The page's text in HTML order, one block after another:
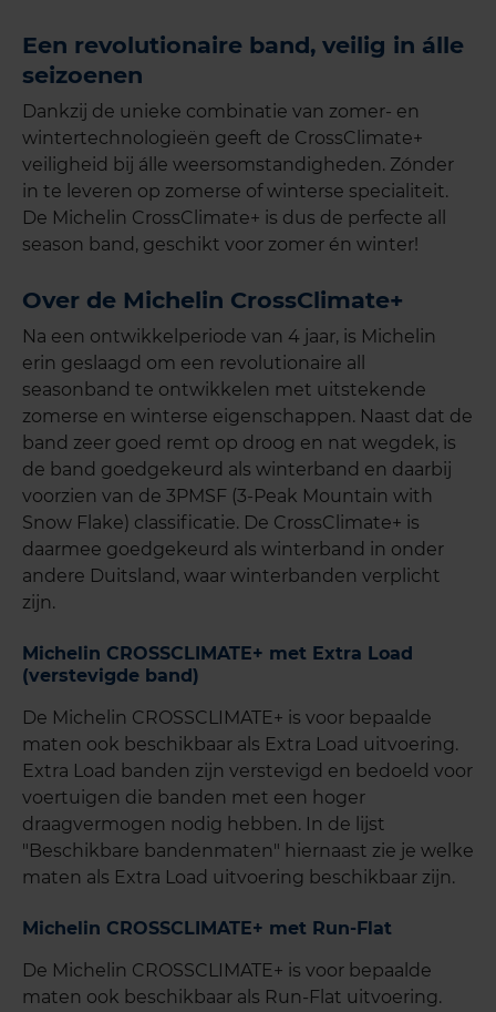
Een revolutionaire band, veilig in álle
seizoenen
Dankzij de unieke combinatie van zomer- en
wintertechnologieën geeft de CrossClimate+
veiligheid bij álle weersomstandigheden. Zónder
in te leveren op zomerse of winterse specialiteit.
De Michelin CrossClimate+ is dus de perfecte all
season band, geschikt voor zomer én winter!
Over de Michelin CrossClimate+
Na een ontwikkelperiode van 4 jaar, is Michelin
erin geslaagd om een revolutionaire all
seasonband te ontwikkelen met uitstekende
zomerse en winterse eigenschappen. Naast dat de
band zeer goed remt op droog en nat wegdek, is
de band goedgekeurd als winterband en daarbij
voorzien van de 3PMSF (3-Peak Mountain with
Snow Flake) classificatie. De CrossClimate+ is
daarmee goedgekeurd als winterband in onder
andere Duitsland, waar winterbanden verplicht
zijn.
Michelin CROSSCLIMATE+ met Extra Load
(verstevigde band)
De Michelin CROSSCLIMATE+ is voor bepaalde
maten ook beschikbaar als Extra Load uitvoering.
Extra Load banden zijn verstevigd en bedoeld voor
voertuigen die banden met een hoger
draagvermogen nodig hebben. In de lijst
"Beschikbare bandenmaten" hiernaast zie je welke
maten als Extra Load uitvoering beschikbaar zijn.
Michelin CROSSCLIMATE+ met Run-Flat
De Michelin CROSSCLIMATE+ is voor bepaalde
maten ook beschikbaar als Run-Flat uitvoering.